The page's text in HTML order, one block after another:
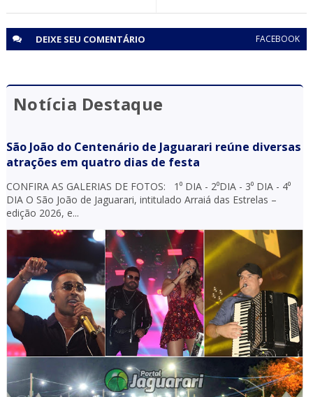
DEIXE SEU COMENTÁRIO FACEBOOK
Notícia Destaque
São João do Centenário de Jaguarari reúne diversas
atrações em quatro dias de festa
CONFIRA AS GALERIAS DE FOTOS: 1⁰ DIA - 2⁰DIA - 3⁰ DIA - 4⁰
DIA O São João de Jaguarari, intitulado Arraiá das Estrelas –
edição 2026, e...